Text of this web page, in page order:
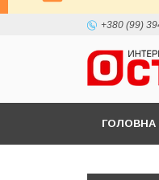
+380 (99)
ГОЛОВНА